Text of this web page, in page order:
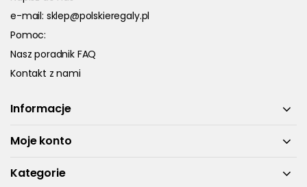
e-mail: sklep@polskieregaly.pl
Pomoc:
Nasz poradnik FAQ
Kontakt z nami
Informacje
Moje konto
Kategorie